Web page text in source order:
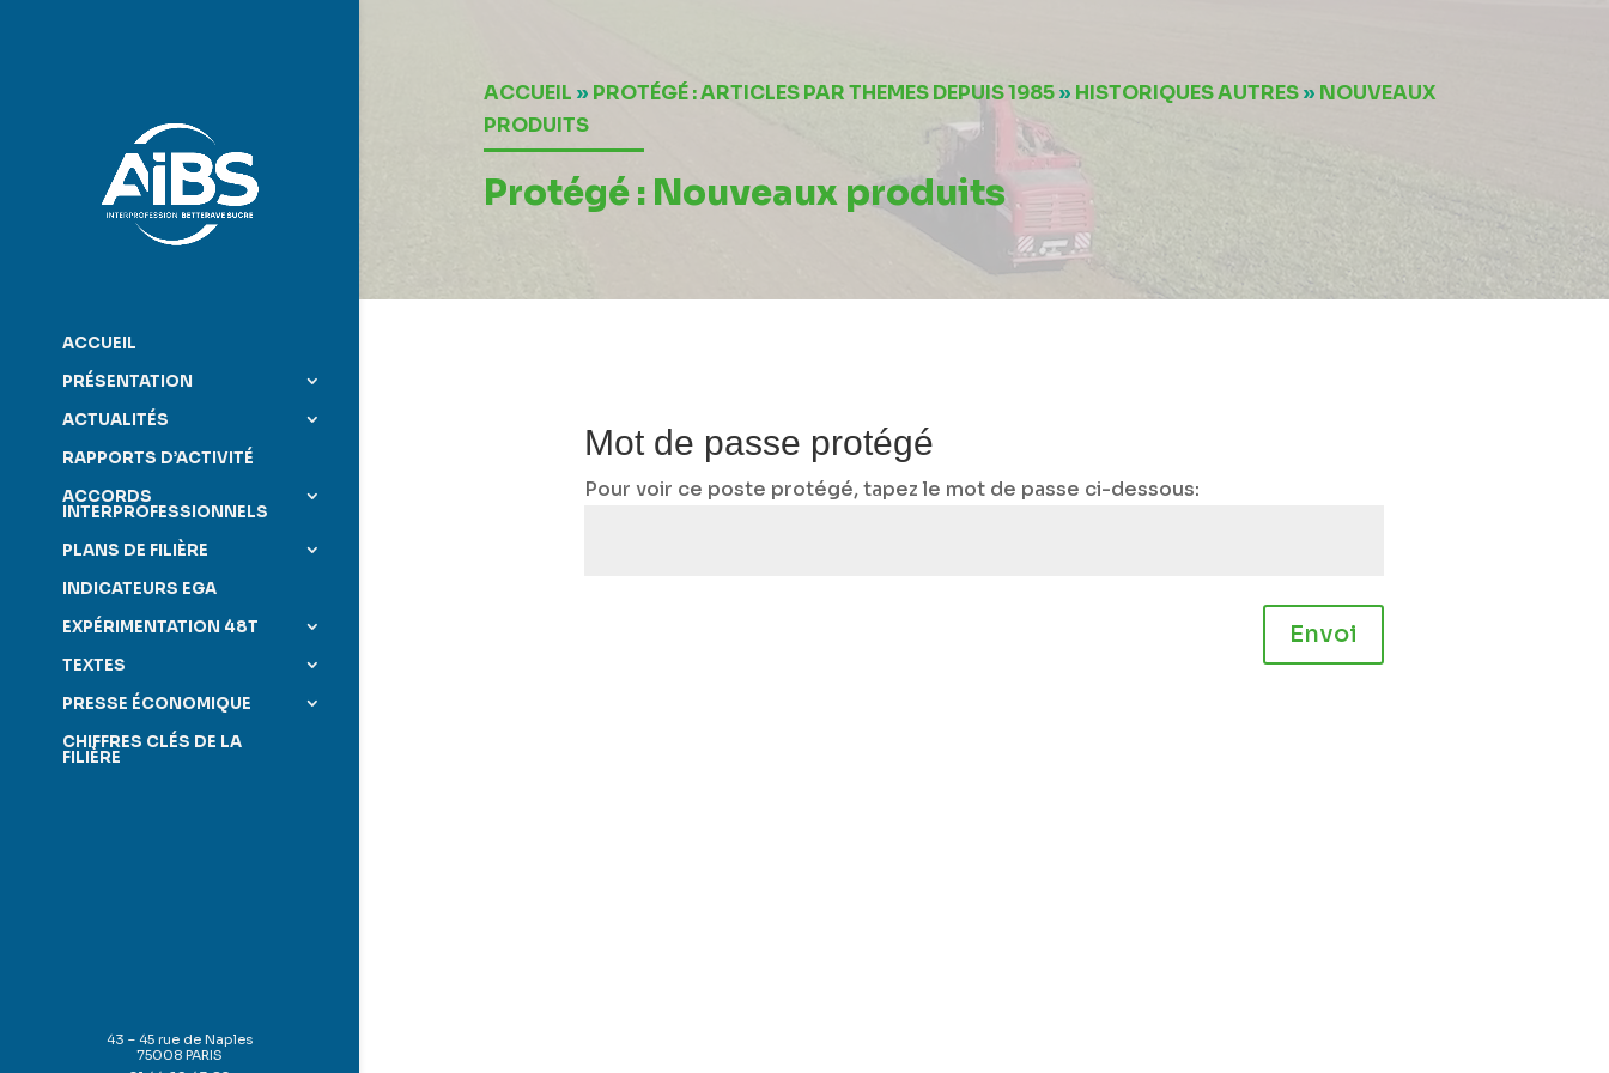
ACCUEIL
PRÉSENTATION
ACTUALITÉS
RAPPORTS D’ACTIVITÉ
ACCORDS
INTERPROFESSIONNELS
PLANS DE FILIÈRE
INDICATEURS EGA
EXPÉRIMENTATION 48T
TEXTES
PRESSE ÉCONOMIQUE
CHIFFRES CLÉS DE LA
FILIÈRE
43 – 45 rue de Naples
75008 PARIS
ACCUEIL » PROTÉGÉ : ARTICLES PAR THEMES DEPUIS 1985» HISTORIQUES AUTRES» NOUVEAUX
PRODUITS
Protégé : Nouveaux produits
Mot de passe protégé
Pour voir ce poste protégé, tapez le mot de passe ci-dessous:
Envoi